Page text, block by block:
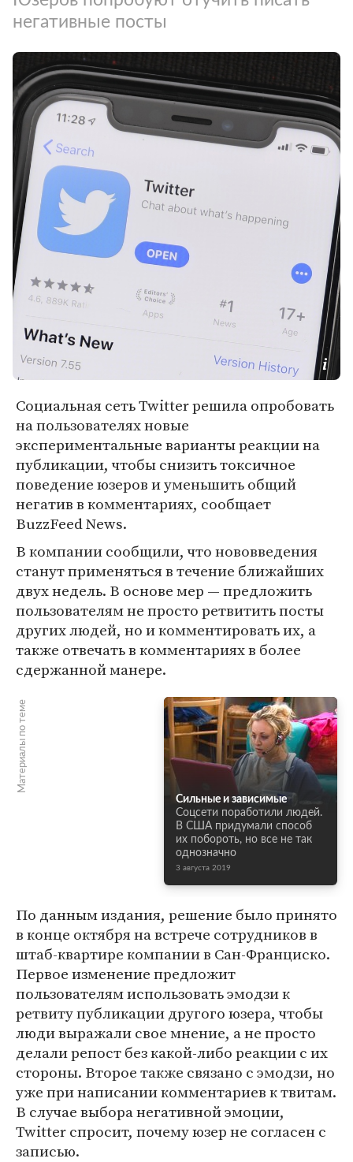
негативные посты
Социальная сеть Twitter решила опробовать
на пользователях новые
экспериментальные варианты реакции на
публикации, чтобы снизить токсичное
поведение юзеров и уменьшить общий
негатив в комментариях, сообщает
BuzzFeed News.
В компании сообщили, что нововведения
станут применяться в течение ближайших
двух недель. В основе мер — предложить
пользователям не просто ретвитить посты
других людей, но и комментировать их, а
также отвечать в комментариях в более
сдержанной манере.
Материалы по теме
Сильные и зависимые
Соцсети поработили людей.
В США придумали способ
их побороть, но все не так
однозначно
3 августа 2019
По данным издания, решение было принято
в конце октября на встрече сотрудников в
штаб-квартире компании в Сан-Франциско.
Первое изменение предложит
пользователям использовать эмодзи к
ретвиту публикации другого юзера, чтобы
люди выражали свое мнение, а не просто
делали репост без какой-либо реакции с их
стороны. Второе также связано с эмодзи, но
уже при написании комментариев к твитам.
В случае выбора негативной эмоции,
Twitter спросит, почему юзер не согласен с
записью.